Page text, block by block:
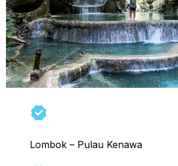
Lombok – Pulau Kenawa